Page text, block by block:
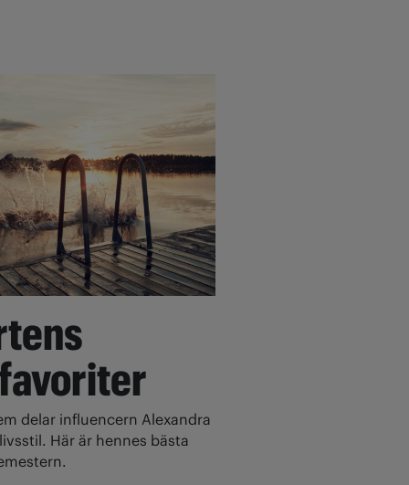
delar influencern Alexandra
Här är hennes bästa